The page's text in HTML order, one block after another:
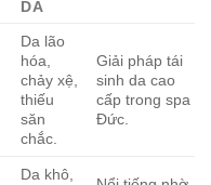
DA
Da lão
hóa,
chảy xệ,
thiếu
săn
chắc.
Giải pháp tái
sinh da cao
cấp trong spa
Đức.
Da khô,